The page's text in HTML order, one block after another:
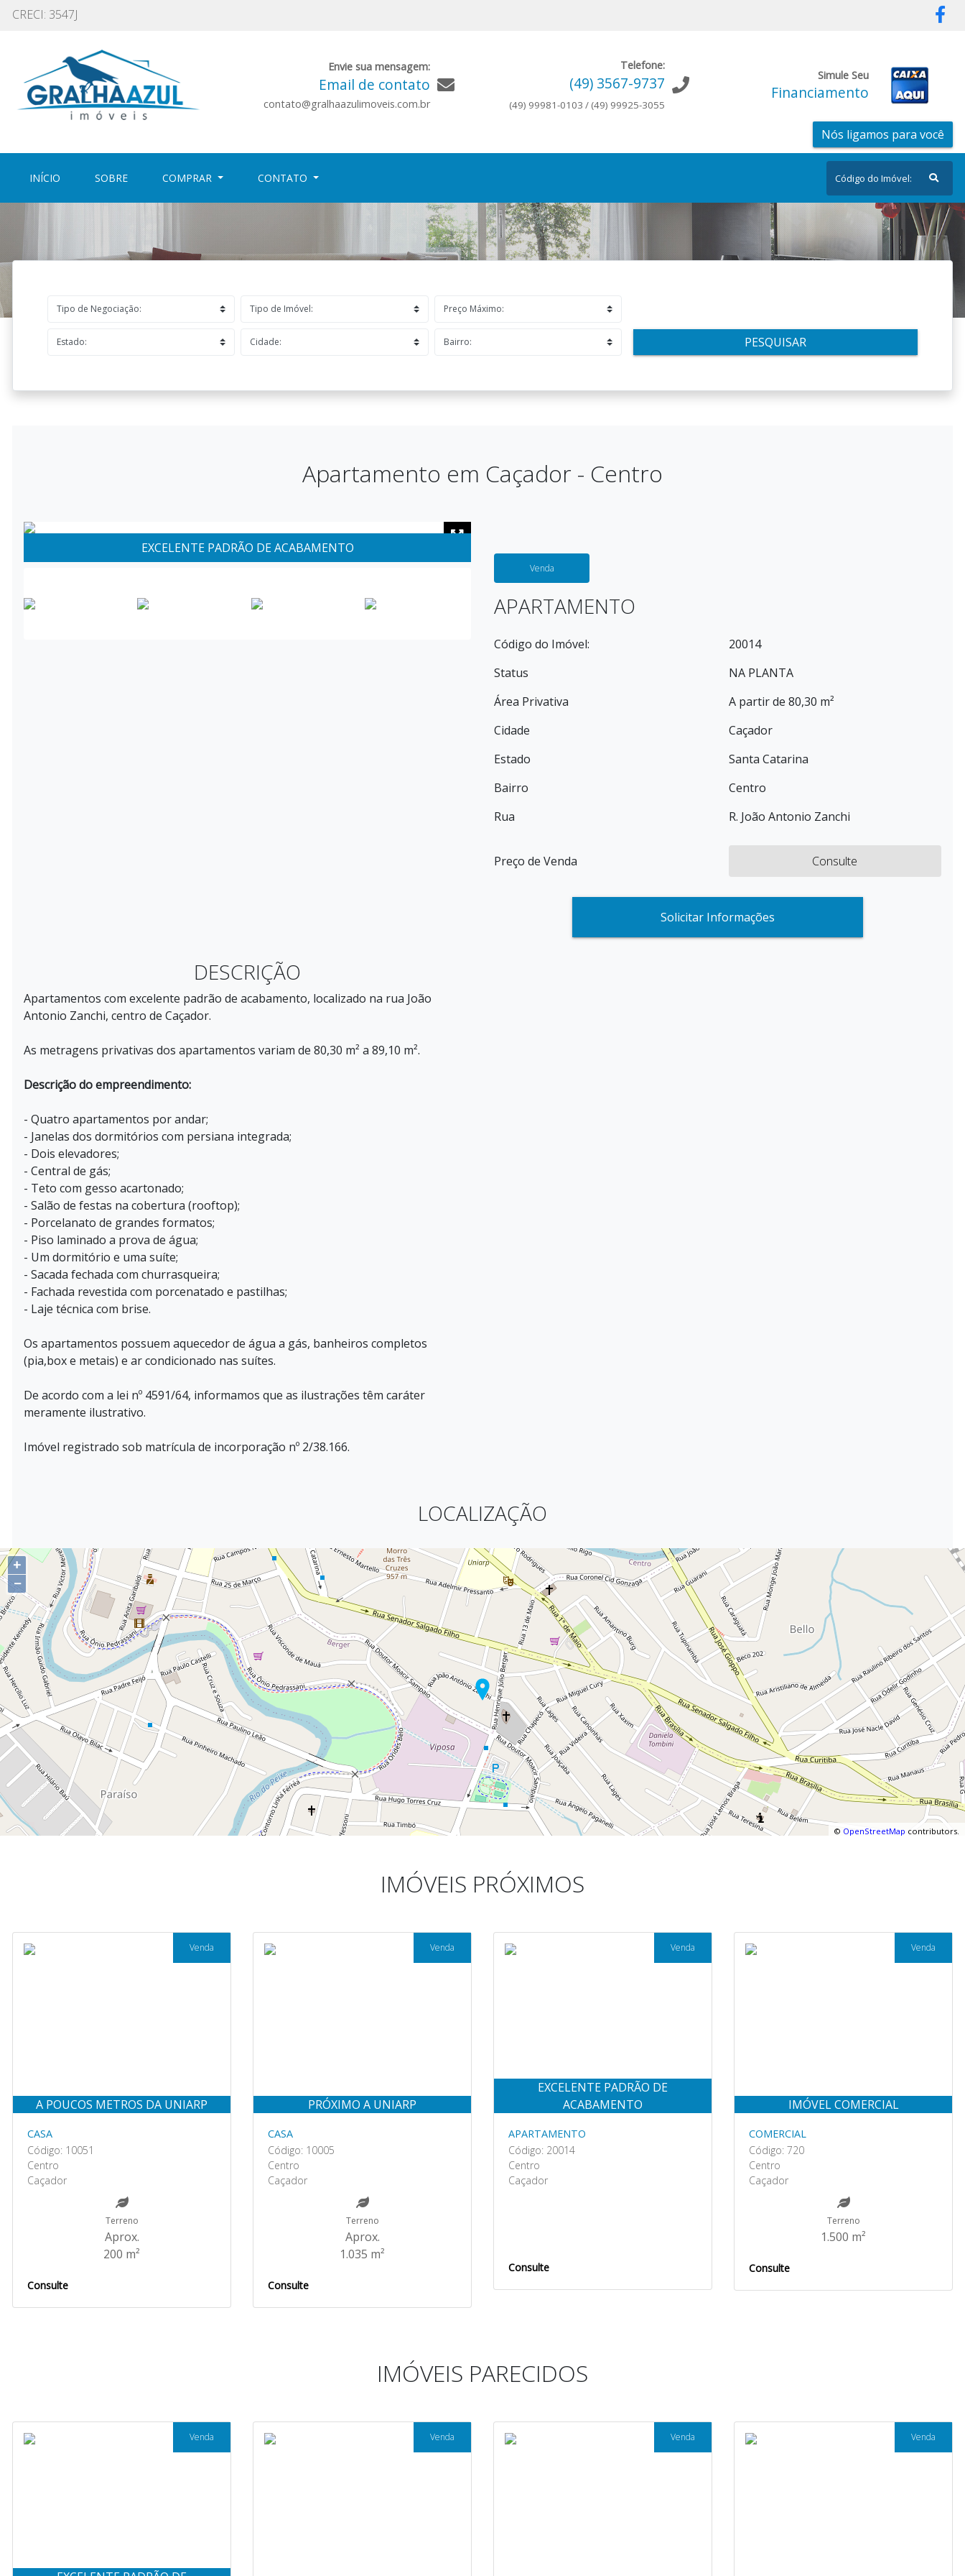
CRECI: 3547J
Envie sua mensagem:
Email de contato
contato@gralhaazulimoveis.com.br
Telefone:
(49) 3567-9737
(49) 99981-0103 / (49) 99925-3055
Simule Seu
Financiamento
Nós ligamos para você
INÍCIO (CURRENT)SOBRE(CURRENT)COMPRAR CONTATO
PESQUISAR
Apartamento em Caçador - Centro
EXCELENTE PADRÃO DE ACABAMENTO
Venda
APARTAMENTO
Código do Imóvel:
20014
Status
NA PLANTA
Área Privativa
A partir de 80,30 m²
Cidade
Caçador
Estado
Santa Catarina
Bairro
Centro
Rua
R. João Antonio Zanchi
Preço de Venda Consulte
Solicitar Informações
DESCRIÇÃO
Apartamentos com excelente padrão de acabamento, localizado na rua João
Antonio Zanchi, centro de Caçador.
As metragens privativas dos apartamentos variam de 80,30 m² a 89,10 m².
Descrição do empreendimento:
- Quatro apartamentos por andar;
- Janelas dos dormitórios com persiana integrada;
- Dois elevadores;
- Central de gás;
- Teto com gesso acartonado;
- Salão de festas na cobertura (rooftop);
- Porcelanato de grandes formatos;
- Piso laminado a prova de água;
- Um dormitório e uma suíte;
- Sacada fechada com churrasqueira;
- Fachada revestida com porcenatado e pastilhas;
- Laje técnica com brise.
Os apartamentos possuem aquecedor de água a gás, banheiros completos
(pia,box e metais) e ar condicionado nas suítes.
De acordo com a lei nº 4591/64, informamos que as ilustrações têm caráter
meramente ilustrativo.
Imóvel registrado sob matrícula de incorporação nº 2/38.166.
LOCALIZAÇÃO
+
−
© OpenStreetMap contributors.
IMÓVEIS PRÓXIMOS
Venda
A POUCOS METROS DA UNIARP
CASA
Código: 10051
Centro
Caçador
Terreno
Aprox.
200 m²
Consulte
Venda
PRÓXIMO A UNIARP
CASA
Código: 10005
Centro
Caçador
Terreno
Aprox.
1.035 m²
Consulte
Venda
EXCELENTE PADRÃO DE
ACABAMENTO
APARTAMENTO
Código: 20014
Centro
Caçador
Consulte
Venda
IMÓVEL COMERCIAL
COMERCIAL
Código: 720
Centro
Caçador
Terreno
1.500 m²
Consulte
IMÓVEIS PARECIDOS
Venda Venda Venda Venda